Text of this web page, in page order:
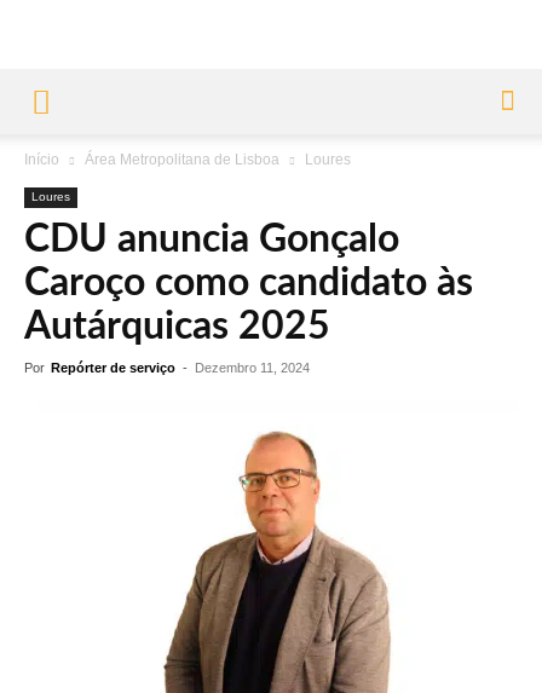
Início Área Metropolitana de Lisboa Loures
Loures
CDU anuncia Gonçalo
Caroço como candidato às
Autárquicas 2025
Por Repórter de serviço - Dezembro 11, 2024